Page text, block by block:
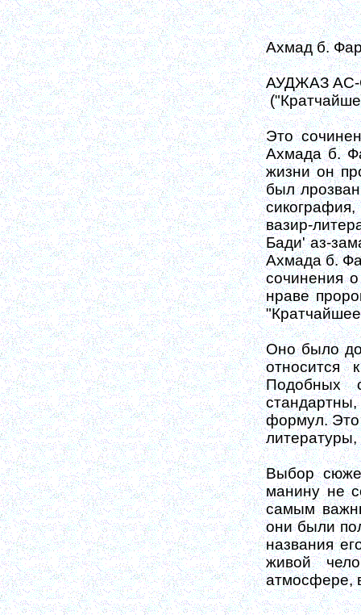
Ахмад б.
АУДЖАЗ
Это
Ахмада б.
жизни он
был
вазир-
Бади' аз-
Ахмада б.
сочинения
нраве
Оно было
относится
Подоб­ных
формул. Это
Выбор
манину не
самым
они были
названия
живой
атмосфере,